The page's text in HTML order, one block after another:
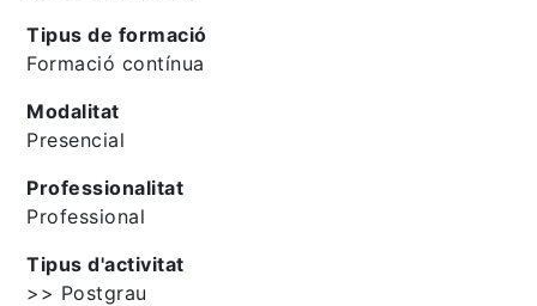
Tipus de formació
Formació contínua
Modalitat
Presencial
Professionalitat
Professional
Tipus d'activitat
>> Postgrau